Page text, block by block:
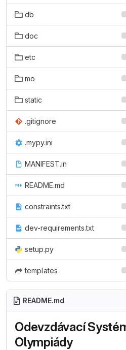
db
doc
etc
mo
static
.gitignore
.mypy.ini
MANIFEST.in
README.md
constraints.txt
dev-requirements.txt
setup.py
templates
README.md
Odevzdávací
Olympiády